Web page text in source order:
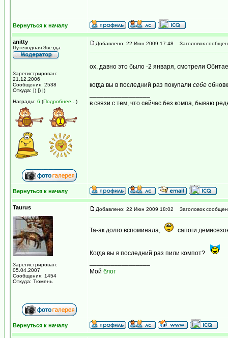
Вернуться к началу
anitty
Путеводная Звезда
Зарегистрирован:
21.12.2006
Сообщения: 2538
Откуда: |) |) |)
Награды: 6 (Подробнее... )
Добавлено: 22 Июн 2009 17:48 Заголовок
ох, давно это было -2 января, смотрели
когда вы в последний раз покупали себе
в связи с тем, что сейчас без компа, бываю
Вернуться к началу
Taurus
Зарегистрирован:
05.04.2007
Сообщения: 1454
Откуда: Тюмень
Добавлено: 22 Июн 2009 18:02 Заголовок
Та-ак долго вспоминала, сапоги
Когда вы в последний раз пили компот?
Мой блог
Вернуться к началу